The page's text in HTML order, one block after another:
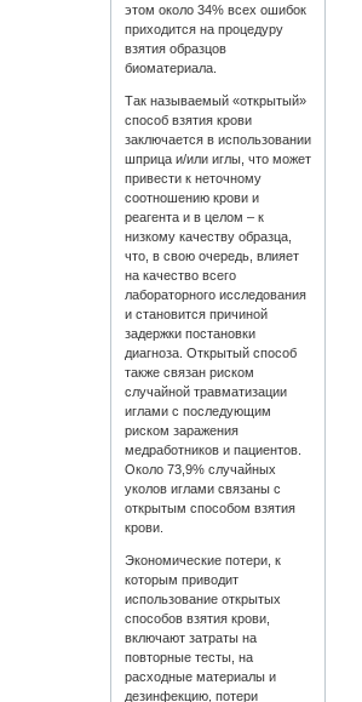
этом около 34% всех ошибок
приходится на процедуру
взятия образцов
биоматериала.
Так называемый «открытый»
способ взятия крови
заключается в использовании
шприца и/или иглы, что может
привести к неточному
соотношению крови и
реагента и в целом – к
низкому качеству образца,
что, в свою очередь, влияет
на качество всего
лабораторного исследования
и становится причиной
задержки постановки
диагноза. Открытый способ
также связан риском
случайной травматизации
иглами с последующим
риском заражения
медработников и пациентов.
Около 73,9% случайных
уколов иглами связаны с
открытым способом взятия
крови.
Экономические потери, к
которым приводит
использование открытых
способов взятия крови,
включают затраты на
повторные тесты, на
расходные материалы и
дезинфекцию, потери